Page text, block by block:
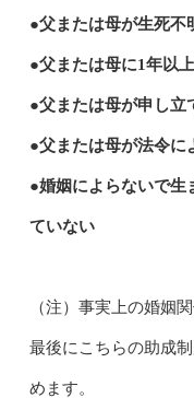
●父または母が生死不
●父または母に1年以
●父または母が申し立
●父または母が法令に
●婚姻によらないで生
ていない
（注）事実上の婚姻
最後にこちらの助成
めます。